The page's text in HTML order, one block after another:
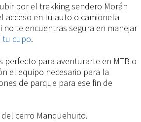
por el trekking sendero Morán
acceso en tu auto o camioneta
no te encuentras segura en manejar
tu cupo.
perfecto para aventurarte en MTB o
el equipo necesario para la
de parque para ese fin de
cerro Manquehuito.